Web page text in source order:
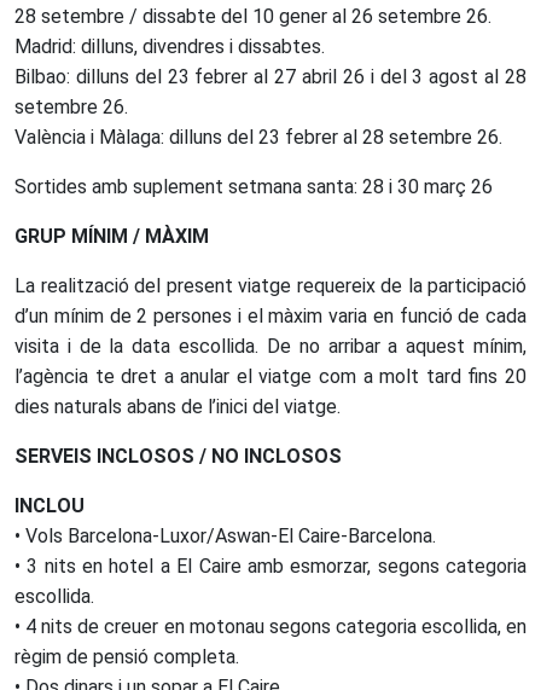
28 setembre / dissabte del 10 gener al 26 setembre 26.
Madrid: dilluns, divendres i dissabtes.
Bilbao: dilluns del 23 febrer al 27 abril 26 i del 3 agost al 28
setembre 26.
València i Màlaga: dilluns del 23 febrer al 28 setembre 26.
Sortides amb suplement setmana santa: 28 i 30 març 26
GRUP MÍNIM / MÀXIM
La realització del present viatge requereix de la participació
d’un mínim de 2 persones i el màxim varia en funció de cada
visita i de la data escollida. De no arribar a aquest mínim,
l’agència te dret a anular el viatge com a molt tard fins 20
dies naturals abans de l’inici del viatge.
SERVEIS INCLOSOS / NO INCLOSOS
INCLOU
• Vols Barcelona-Luxor/Aswan-El Caire-Barcelona.
• 3 nits en hotel a El Caire amb esmorzar, segons categoria
escollida.
• 4 nits de creuer en motonau segons categoria escollida, en
règim de pensió completa.